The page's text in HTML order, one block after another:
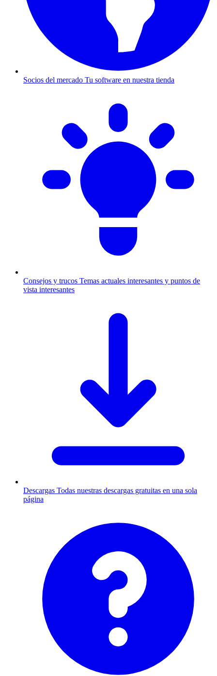
Socios del mercado Tu software en nuestra tienda
Consejos y trucos Temas actuales interesantes y puntos de
vista interesantes
Descargas Todas nuestras descargas gratuitas en una sola
página